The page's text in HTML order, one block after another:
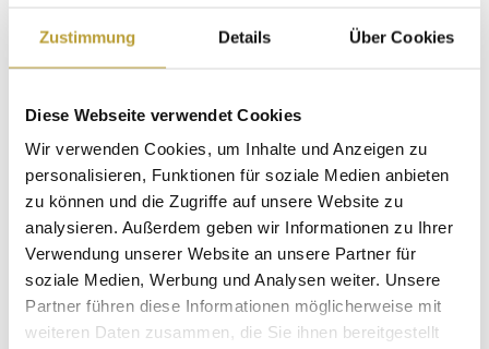
Zustimmung Details Über Cookies
Diese Webseite verwendet Cookies
Wir verwenden Cookies, um Inhalte und Anzeigen zu
personalisieren, Funktionen für soziale Medien anbieten
zu können und die Zugriffe auf unsere Website zu
analysieren. Außerdem geben wir Informationen zu Ihrer
Verwendung unserer Website an unsere Partner für
soziale Medien, Werbung und Analysen weiter. Unsere
Partner führen diese Informationen möglicherweise mit
weiteren Daten zusammen, die Sie ihnen bereitgestellt
Unterstützung für Familien, die eine liebevolle
und professionelle Pflege für ihre Angehörigen
der Pflegekräfte sind entscheidend, um eine
gewährleisten.
Dieser Überblick kann als Grundlage für einen
detaillierteren Text oder Artikel dienen.
Für Familien, die eine individuelle Betreuung im
eigenen Zuhause wünschen, bietet
die Pflegekraft Vermittlungpassende Lösungen